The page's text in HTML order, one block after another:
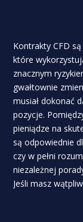
Kontrakty CFD
które
znacznym
gwałtownie
musiał dokonać
pozycje.
pieniądze na
są odpowiednie
czy w pełni
niezależnej
Jeśli masz